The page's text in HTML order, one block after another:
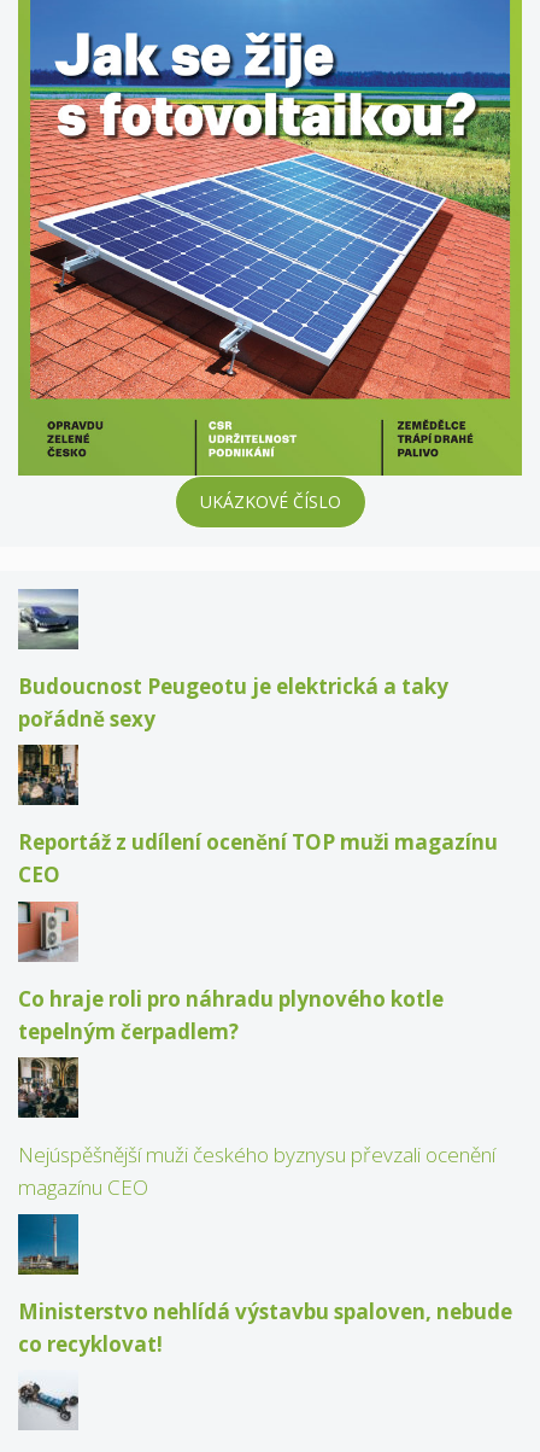
UKÁZKOVÉ ČÍSLO
Budoucnost Peugeotu je elektrická a taky
pořádně sexy
Reportáž z udílení ocenění TOP muži magazínu
CEO
Co hraje roli pro náhradu plynového kotle
tepelným čerpadlem?
Nejúspěšnější muži českého byznysu převzali ocenění
magazínu CEO
Ministerstvo nehlídá výstavbu spaloven, nebude
co recyklovat!